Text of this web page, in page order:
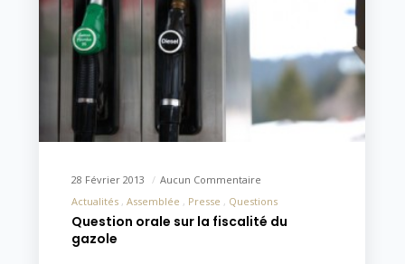
28 Février 2013
Aucun Commentaire
Actualités
Assemblée Presse Questions
Question orale sur la fiscalité du
gazole